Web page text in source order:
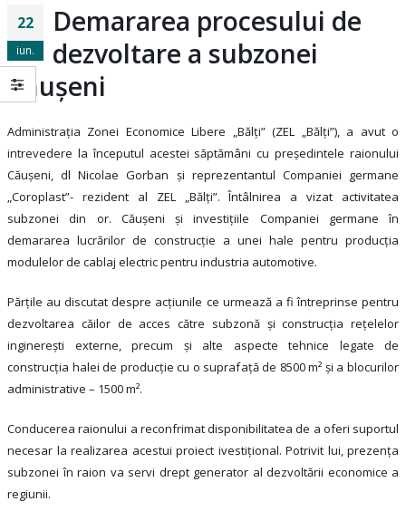
22
iun.
Demararea procesului de
dezvoltare a subzonei
Căușeni
Administrația Zonei Economice Libere „Bălți” (ZEL „Bălți”), a avut o
intrevedere la începutul acestei săptămâni cu președintele raionului
Căușeni, dl Nicolae Gorban și reprezentantul Companiei germane
„Coroplast”- rezident al ZEL „Bălți”. Întâlnirea a vizat activitatea
subzonei din or. Căușeni și investițiile Companiei germane în
demararea lucrărilor de construcție a unei hale pentru producția
modulelor de cablaj electric pentru industria automotive.
Părțile au discutat despre acțiunile ce urmează a fi întreprinse pentru
dezvoltarea căilor de acces către subzonă și construcția rețelelor
inginerești externe, precum și alte aspecte tehnice legate de
construcția halei de producție cu o suprafață de 8500 m² și a blocurilor
administrative – 1500 m².
Conducerea raionului a reconfrimat disponibilitatea de a oferi suportul
necesar la realizarea acestui proiect ivestițional. Potrivit lui, prezența
subzonei în raion va servi drept generator al dezvoltării economice a
regiunii.